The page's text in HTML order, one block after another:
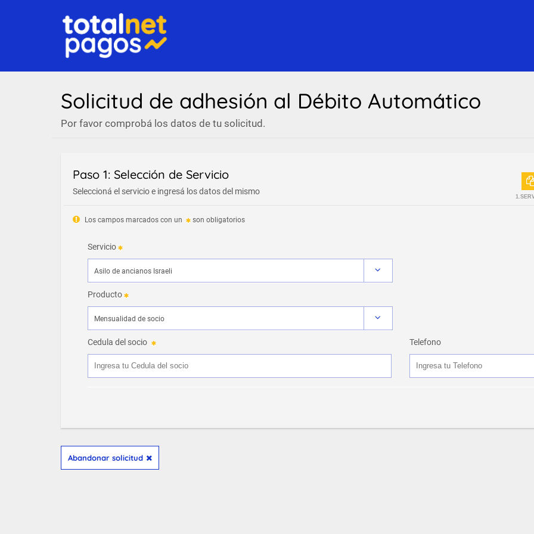
Solicitud de adhesión al Débito Automático
Por favor comprobá los datos de tu solicitud.
Paso 1: Selección de Servicio
Seleccioná el servicio e ingresá los datos del mismo
Los campos marcados con un son obligatorios
Servicio
Producto
Cedula del socio Telefono
Abandonar solicitud